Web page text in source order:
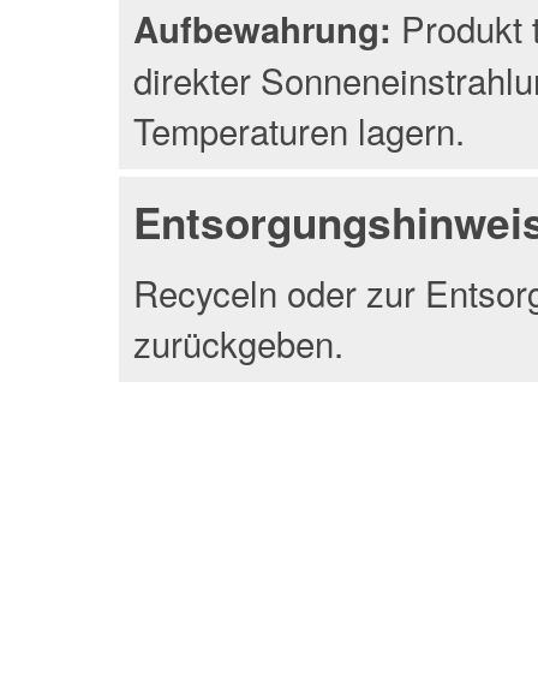
Aufbewahrung: Produkt
direkter
Temperaturen lagern.
Recyceln oder zur
zurückgeben.